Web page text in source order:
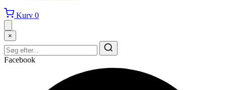
Kurv 0
×
Facebook